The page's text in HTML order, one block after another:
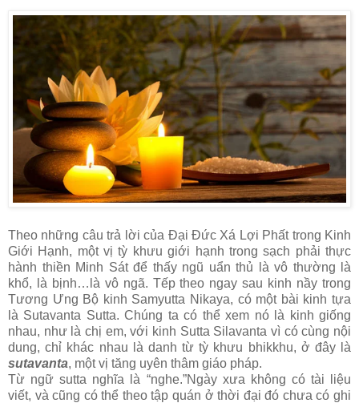
Theo những câu trả lời của Đại Đức Xá Lợi Phất trong Kinh
Giới Hạnh, một vị tỳ khưu giới hạnh trong sạch phải thực
hành thiền Minh Sát để thấy ngũ uẩn thủ là vô thường là
khổ, là bịnh…là vô ngã. Tếp theo ngay sau kinh nầy trong
Tương Ưng Bộ kinh Samyutta Nikaya, có một bài kinh tựa
là Sutavanta Sutta. Chúng ta có thể xem nó là kinh giống
nhau, như là chị em, với kinh Sutta Silavanta vì có cùng nội
dung, chỉ khác nhau là danh từ tỳ khưu bhikkhu, ở đây là
sutavanta, một vị tăng uyên thâm giáo pháp.
Từ ngữ sutta nghĩa là “nghe.”Ngày xưa không có tài liệu
viết, và cũng có thể theo tập quán ở thời đại đó chưa có ghi